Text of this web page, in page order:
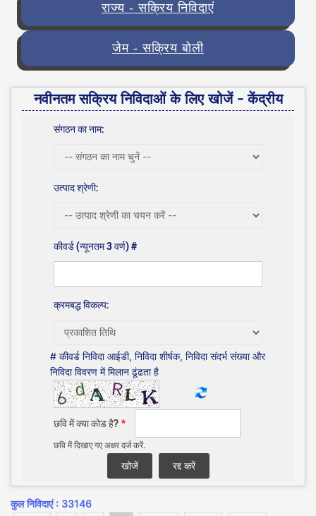
राज्य - सक्रिय निविदाएं
जेम - सक्रिय बोली
नवीनतम सक्रिय निविदाओं के लिए खोजें - केंद्रीय
संगठन का नाम:
उत्पाद श्रेणी:
कीवर्ड (न्यूनतम 3 वर्ण) #
क्रमबद्ध विकल्प:
# कीवर्ड निविदा आईडी, निविदा शीर्षक, निविदा संदर्भ संख्या और
निविदा विवरण में मिलान ढूंढता है
छवि में क्या कोड है?
छवि में दिखाए गए अक्षर दर्ज करें.
कुल निविदाएं : 33146